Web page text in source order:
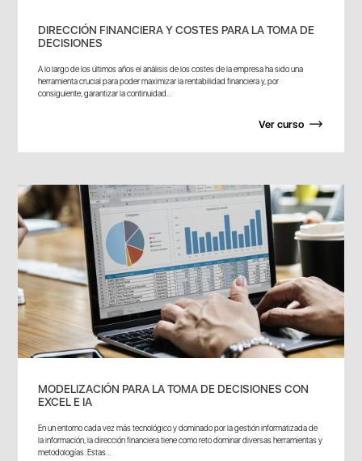
DIRECCIÓN FINANCIERA Y COSTES PARA LA TOMA DE
DECISIONES
A lo largo de los últimos años el análisis de los costes de la empresa ha sido una
herramienta crucial para poder maximizar la rentabilidad financiera y, por
consiguiente, garantizar la continuidad...
Ver curso
MODELIZACIÓN PARA LA TOMA DE DECISIONES CON
EXCEL E IA
En un entorno cada vez más tecnológico y dominado por la gestión informatizada de
la información, la dirección financiera tiene como reto dominar diversas herramientas y
metodologías. Estas...